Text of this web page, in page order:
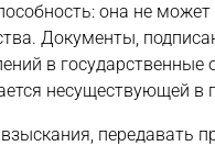
она не
Документы,
в
несуществующей в
передавать